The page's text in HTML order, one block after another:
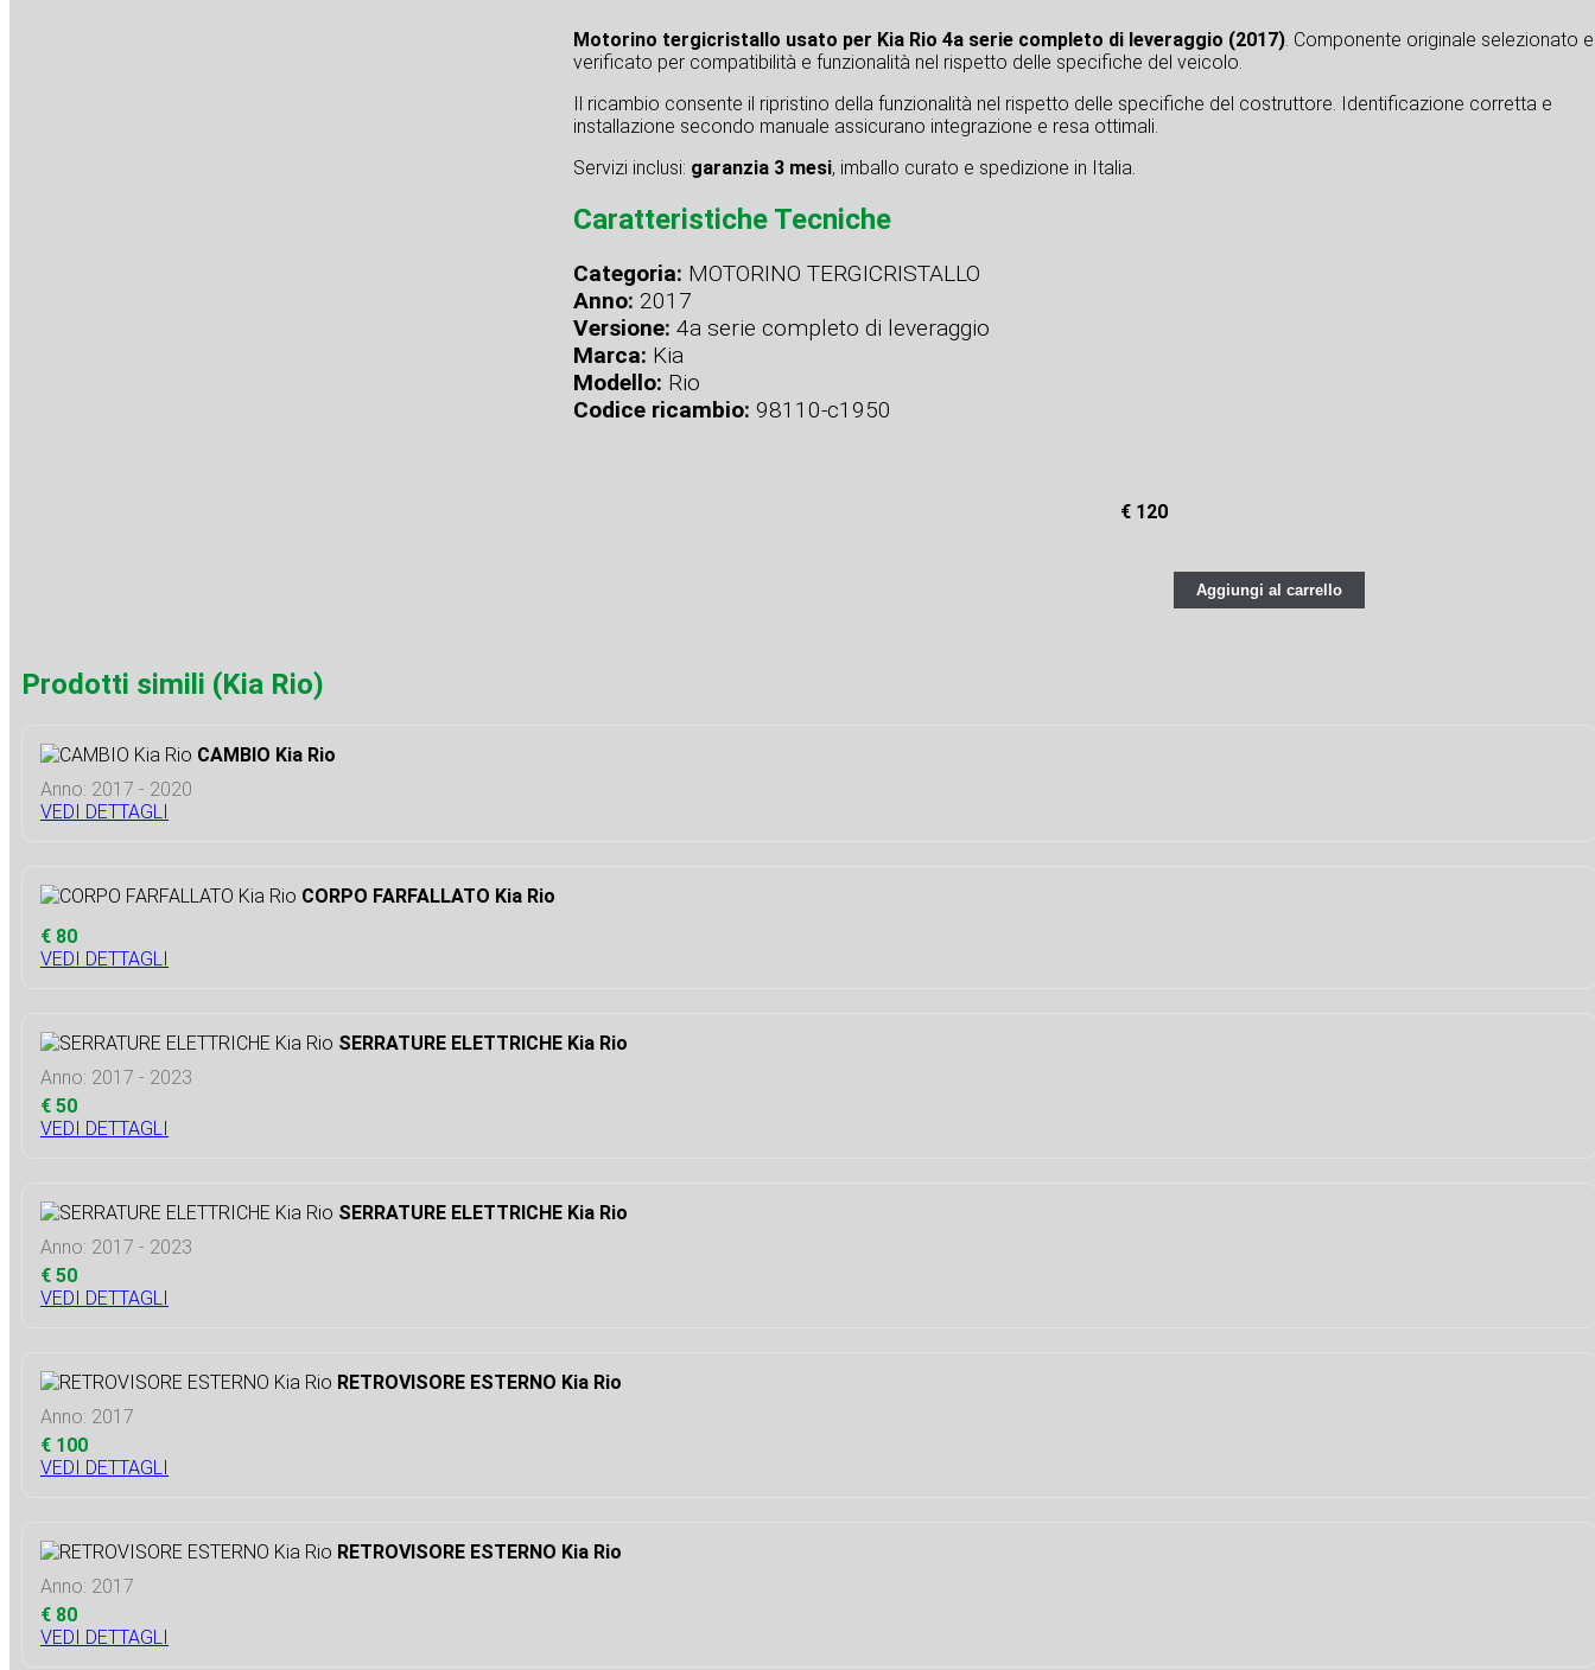
Motorino tergicristallo usato per Kia Rio 4a serie completo di leveraggio (2017). Componente originale selezionato e
verificato per compatibilità e funzionalità nel rispetto delle specifiche del veicolo.
Il ricambio consente il ripristino della funzionalità nel rispetto delle specifiche del costruttore. Identificazione corretta e
installazione secondo manuale assicurano integrazione e resa ottimali.
Servizi inclusi: garanzia 3 mesi, imballo curato e spedizione in Italia.
Caratteristiche Tecniche
Categoria: MOTORINO TERGICRISTALLO
Anno: 2017
Versione: 4a serie completo di leveraggio
Marca: Kia
Modello: Rio
Codice ricambio: 98110-c1950
€ 120
Aggiungi al carrello
Prodotti simili (Kia Rio)
CAMBIO Kia Rio
Anno: 2017 - 2020
VEDI DETTAGLI
CORPO FARFALLATO Kia Rio
€ 80
VEDI DETTAGLI
SERRATURE ELETTRICHE Kia Rio
Anno: 2017 - 2023
€ 50
VEDI DETTAGLI
SERRATURE ELETTRICHE Kia Rio
Anno: 2017 - 2023
€ 50
VEDI DETTAGLI
RETROVISORE ESTERNO Kia Rio
Anno: 2017
€ 100
VEDI DETTAGLI
RETROVISORE ESTERNO Kia Rio
Anno: 2017
€ 80
VEDI DETTAGLI